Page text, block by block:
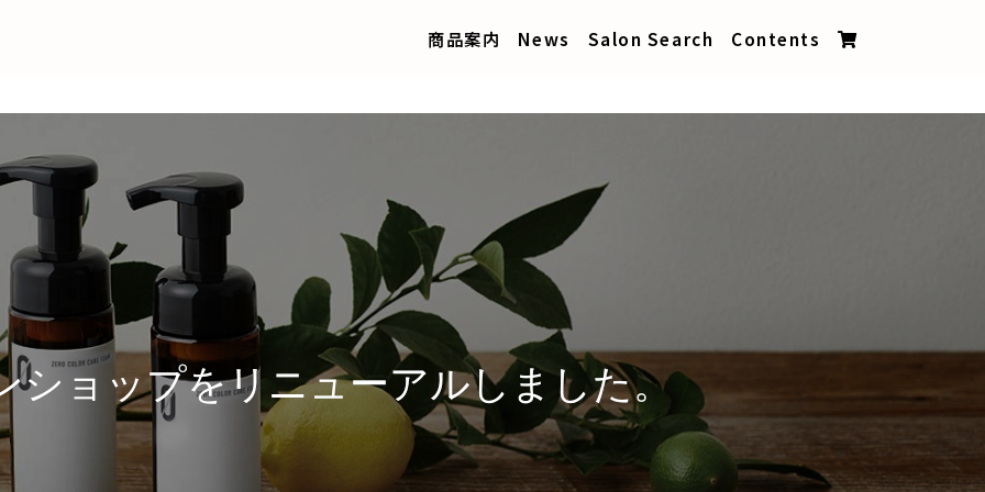
商品案内 News Salon Search Contents
ショップをリニューアルしました。